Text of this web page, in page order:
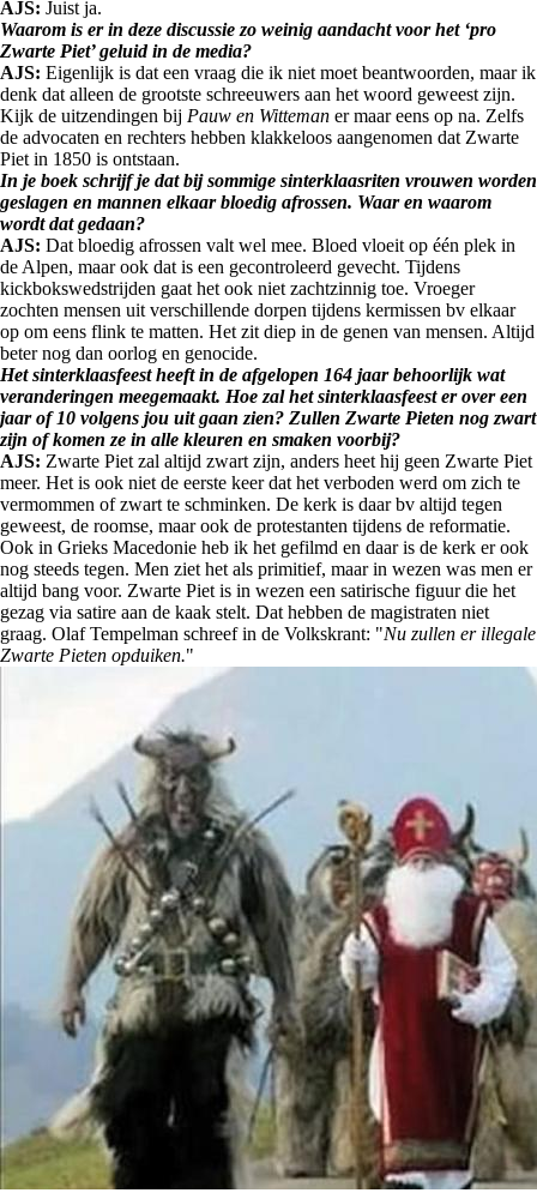
AJS: Juist ja.
Waarom is er in deze discussie zo weinig aandacht voor het ‘pro
Zwarte Piet’ geluid in de media?
AJS: Eigenlijk is dat een vraag die ik niet moet beantwoorden, maar ik
denk dat alleen de grootste schreeuwers aan het woord geweest zijn.
Kijk de uitzendingen bij Pauw en Witteman er maar eens op na. Zelfs
de advocaten en rechters hebben klakkeloos aangenomen dat Zwarte
Piet in 1850 is ontstaan.
In je boek schrijf je dat bij sommige sinterklaasriten vrouwen worden
geslagen en mannen elkaar bloedig afrossen. Waar en waarom
wordt dat gedaan?
AJS: Dat bloedig afrossen valt wel mee. Bloed vloeit op één plek in
de Alpen, maar ook dat is een gecontroleerd gevecht. Tijdens
kickbokswedstrijden gaat het ook niet zachtzinnig toe. Vroeger
zochten mensen uit verschillende dorpen tijdens kermissen bv elkaar
op om eens flink te matten. Het zit diep in de genen van mensen. Altijd
beter nog dan oorlog en genocide.
Het sinterklaasfeest heeft in de afgelopen 164 jaar behoorlijk wat
veranderingen meegemaakt. Hoe zal het sinterklaasfeest er over een
jaar of 10 volgens jou uit gaan zien? Zullen Zwarte Pieten nog zwart
zijn of komen ze in alle kleuren en smaken voorbij?
AJS: Zwarte Piet zal altijd zwart zijn, anders heet hij geen Zwarte Piet
meer. Het is ook niet de eerste keer dat het verboden werd om zich te
vermommen of zwart te schminken. De kerk is daar bv altijd tegen
geweest, de roomse, maar ook de protestanten tijdens de reformatie.
Ook in Grieks Macedonie heb ik het gefilmd en daar is de kerk er ook
nog steeds tegen. Men ziet het als primitief, maar in wezen was men er
altijd bang voor. Zwarte Piet is in wezen een satirische figuur die het
gezag via satire aan de kaak stelt. Dat hebben de magistraten niet
graag. Olaf Tempelman schreef in de Volkskrant: "Nu zullen er illegale
Zwarte Pieten opduiken."